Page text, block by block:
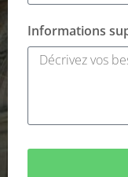
Informations